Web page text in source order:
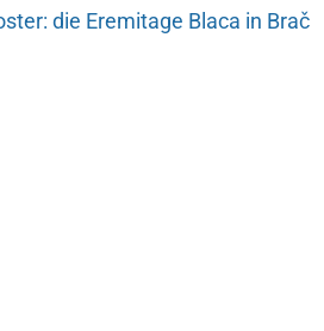
die Eremitage Blaca in Brač